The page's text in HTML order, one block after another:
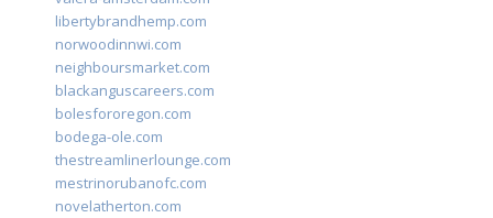
libertybrandhemp.com
norwoodinnwi.com
neighboursmarket.com
blackanguscareers.com
bolesfororegon.com
bodega-ole.com
thestreamlinerlounge.com
mestrinorubanofc.com
novelatherton.com